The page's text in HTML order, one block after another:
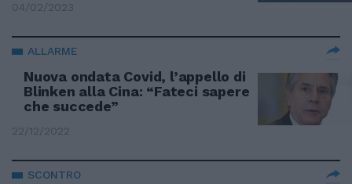
04/02/2023
ALLARME
Nuova ondata Covid, l’appello di
Blinken alla Cina: “Fateci sapere
che succede”
22/12/2022
SCONTRO